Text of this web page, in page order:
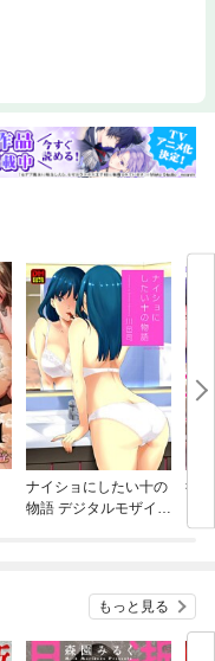
ナイショにしたい十の
物語 デジタルモザイク
欲
もっと見る